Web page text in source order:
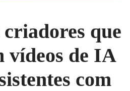
criadores que
vídeos de IA
com